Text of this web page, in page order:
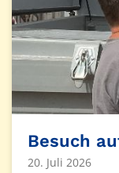
Besuch
20. Juli 2026